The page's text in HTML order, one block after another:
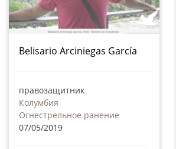
Belisario Arciniegas García
правозащитник
Колумбия
Огнестрельное ранение
07/05/2019